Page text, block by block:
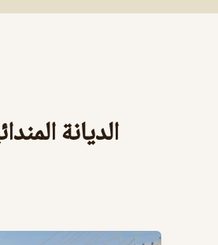
الديانة